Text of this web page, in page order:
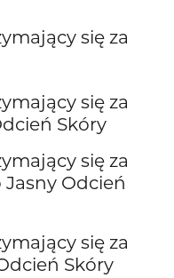
się za
się za
Skóry
się za
Jasny Odcień
się za
Skóry